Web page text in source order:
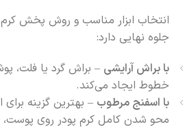
انتخاب ابزار مناسب و روش پخش کرم
جلوه نهایی دارد:
با براش آرایشی – براش گرد یا فلت،
خطوط ایجاد می‌کند.
با اسفنج مرطوب – بهترین گزینه
محو شدن کامل کرم پودر روی